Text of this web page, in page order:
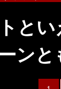
と
ン